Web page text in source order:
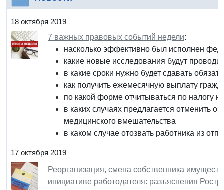
18 октября 2019
7 важных правовых событий недели:
насколько эффективно был исполнен
какие новые исследования будут
в какие сроки нужно будет сдавать
как получить ежемесячную выплату
по какой форме отчитываться по налогу
в каких случаях предлагается отменить
медицинского вмешательства
в каком случае отозвать работника из
17 октября 2019
Реорганизация, смена собственника
инициативе работодателя: разъяснения